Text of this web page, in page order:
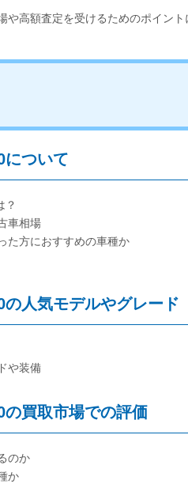
や高額査定を受けるためのポイン
について
？
車相場
た方におすすめの車種か
の人気モデルやグレード
や装備
の買取市場での評価
のか
か